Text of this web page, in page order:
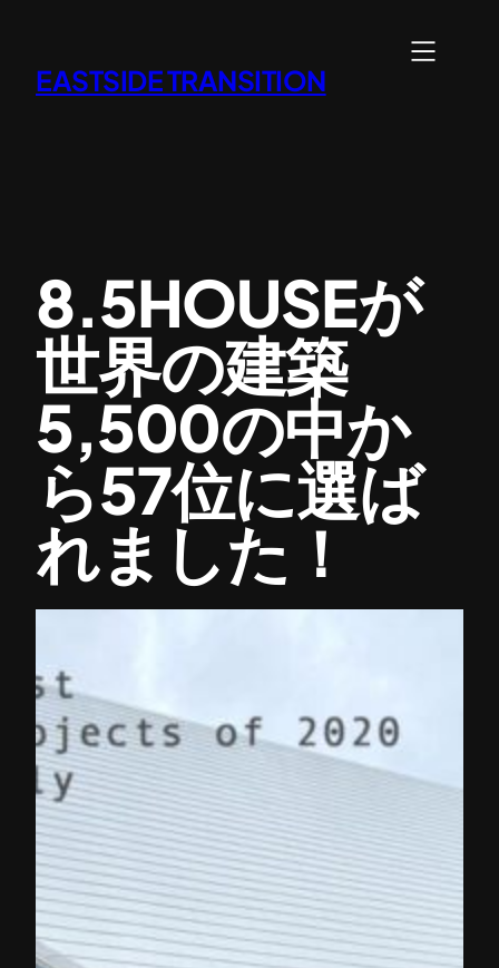
EASTSIDE TRANSITION
8.5HOUSEが
世界の建築
5,500の中か
ら57位に選ば
れました！